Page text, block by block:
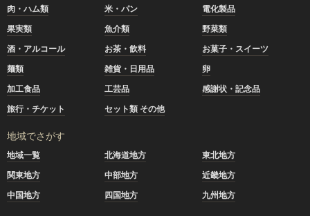
肉・ハム類 米・パン
電化製品
果実類
魚介類
野菜類
酒・アルコール
お茶・飲料
お菓子・スイーツ
麺類
雑貨・日用品
卵
加工食品
工芸品
感謝状・記念品
旅行・チケット
セット類 その他
地域でさがす
地域一覧 北海道地方
東北地方
関東地方
中部地方
近畿地方
中国地方
四国地方 九州地方